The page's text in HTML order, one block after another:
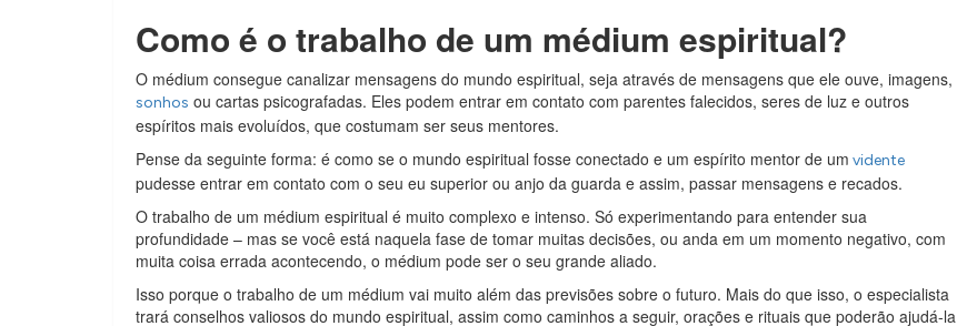
Como é o trabalho de um médium espiritual?
O médium consegue canalizar mensagens do mundo espiritual, seja através de mensagens que ele ouve, imagens,
sonhos ou cartas psicografadas. Eles podem entrar em contato com parentes falecidos, seres de luz e outros
espíritos mais evoluídos, que costumam ser seus mentores.
Pense da seguinte forma: é como se o mundo espiritual fosse conectado e um espírito mentor de um vidente
pudesse entrar em contato com o seu eu superior ou anjo da guarda e assim, passar mensagens e recados.
O trabalho de um médium espiritual é muito complexo e intenso. Só experimentando para entender sua
profundidade – mas se você está naquela fase de tomar muitas decisões, ou anda em um momento negativo, com
muita coisa errada acontecendo, o médium pode ser o seu grande aliado.
Isso porque o trabalho de um médium vai muito além das previsões sobre o futuro. Mais do que isso, o especialista
trará conselhos valiosos do mundo espiritual, assim como caminhos a seguir, orações e rituais que poderão ajudá-la